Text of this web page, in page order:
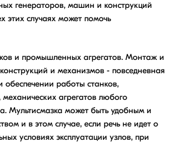
генераторов, машин и конструкций
этих случаях может помочь
и промышленных агрегатов. Монтаж и
и механизмов - повседневная
обеспечении работы станков,
агрегатов любого
Мультисмазка может быть удобным и
и в этом случае, если речь не идет о
условиях эксплуатации узлов, при